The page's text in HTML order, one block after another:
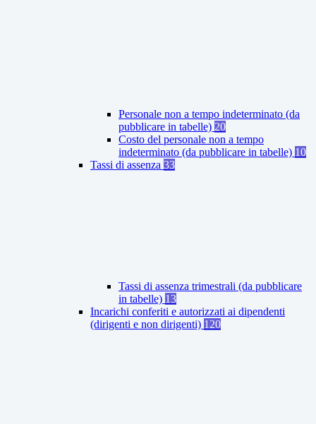
Personale non a tempo indeterminato (da
pubblicare in tabelle) 20
Costo del personale non a tempo
indeterminato (da pubblicare in tabelle) 10
Tassi di assenza 33
Tassi di assenza trimestrali (da pubblicare
in tabelle) 13
Incarichi conferiti e autorizzati ai dipendenti
(dirigenti e non dirigenti) 120